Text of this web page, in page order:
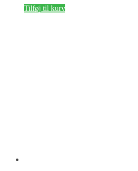
Tilføj til kurv